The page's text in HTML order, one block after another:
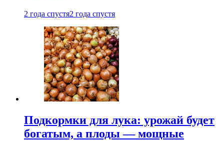
2 года спустя2 года спустя
Подкормки для лука: урожай будет
богатым, а плоды — мощные